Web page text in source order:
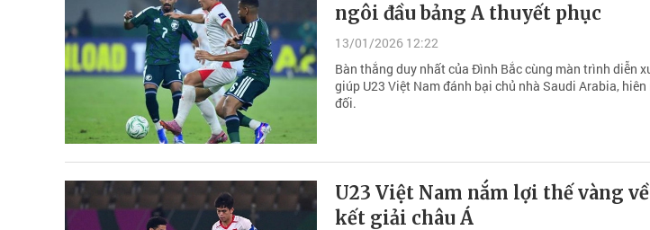
ngôi đầu bảng A thuyết phục
13/01/2026 12:22
Bàn thắng duy nhất của Đình Bắc cùng màn trình diễn
giúp U23 Việt Nam đánh bại chủ nhà Saudi Arabia,
đối.
U23 Việt Nam nắm lợi thế vàng
kết giải châu Á